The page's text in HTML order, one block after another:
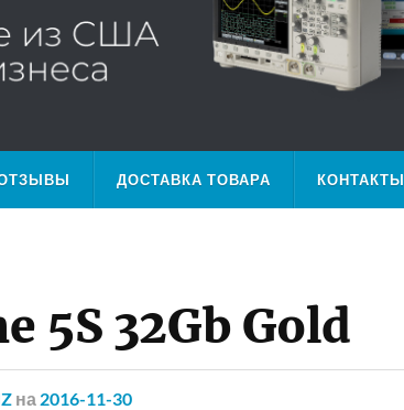
ДОСТАВКА ТОВАРА КОНТАКТЫ
5S 32Gb Gold
на 2016-11-30